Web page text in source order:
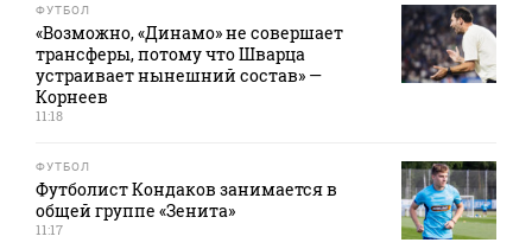
ФУТБОЛ
«Возможно, «Динамо» не совершает
трансферы, потому что Шварца
устраивает нынешний состав» —
Корнеев
11:18
ФУТБОЛ
Футболист Кондаков занимается в
общей группе «Зенита»
11:17